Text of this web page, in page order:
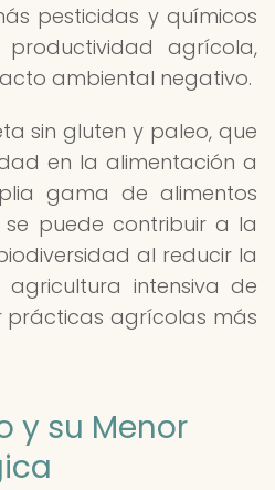
pesticidas y químicos
agrícola,
ambiental negativo.
sin gluten y paleo, que
en la alimentación a
gama de alimentos
se puede contribuir a la
al reducir la
intensiva de
prácticas agrícolas más
y su Menor